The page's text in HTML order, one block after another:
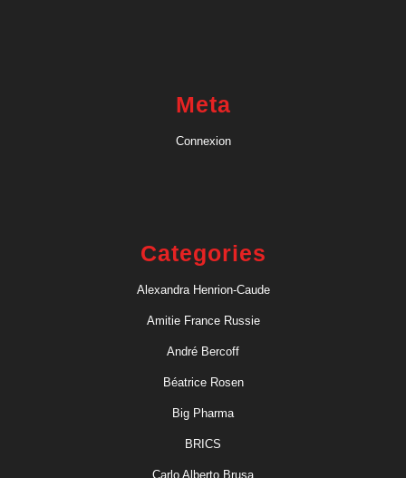
Meta
Connexion
Categories
Alexandra Henrion-Caude
Amitie France Russie
André Bercoff
Béatrice Rosen
Big Pharma
BRICS
Carlo Alberto Brusa